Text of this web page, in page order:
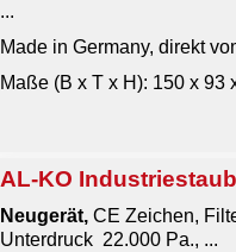
...
Made in Germany, direkt
Maße (B x T x H): 150 x 93
AL-KO
Neugerät,CE Zeichen,
Unterdruck 22.000 Pa., ...